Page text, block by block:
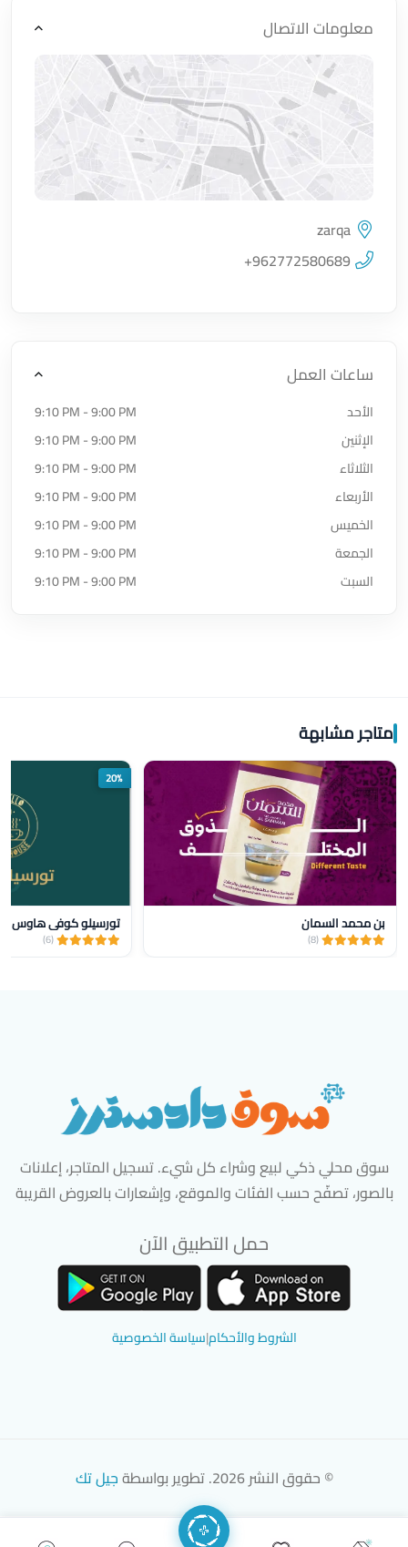
معلومات الاتصال
اضغط لتحميل الموقع
zarqa
+962772580689
ساعات العمل
الأحد
9:10 PM - 9:00 PM
الإثنين
9:10 PM - 9:00 PM
الثلاثاء
9:10 PM - 9:00 PM
الأربعاء
9:10 PM - 9:00 PM
الخميس
9:10 PM - 9:00 PM
الجمعة
9:10 PM - 9:00 PM
السبت
9:10 PM - 9:00 PM
متاجر مشابهة
بن محمد السمان
(8)
20%
تورسيلو كوفي هاوس
(6)
سوق محلي ذكي لبيع وشراء كل شيء. تسجيل المتاجر، إعلانات
بالصور، تصفّح حسب الفئات والموقع، وإشعارات بالعروض القريبة
حمل التطبيق الآن
الشروط والأحكام|سياسة الخصوصية
© حقوق النشر 2026. تطوير بواسطة جيل تك